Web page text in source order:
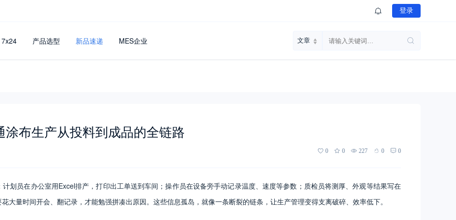
登录
7x24 产品选型 新品速递 MES企业
布生产从投料到成品的全链路
0 0 227 0 0
划员在办公室用Excel排产，打印出工单送到车间；操作员在设备旁手动记录温度、速度等参数；质检员将测厚、外观等结果写在
大量时间开会、翻记录，才能勉强拼凑出原因。这些信息孤岛，就像一条断裂的链条，让生产管理变得支离破碎、效率低下。